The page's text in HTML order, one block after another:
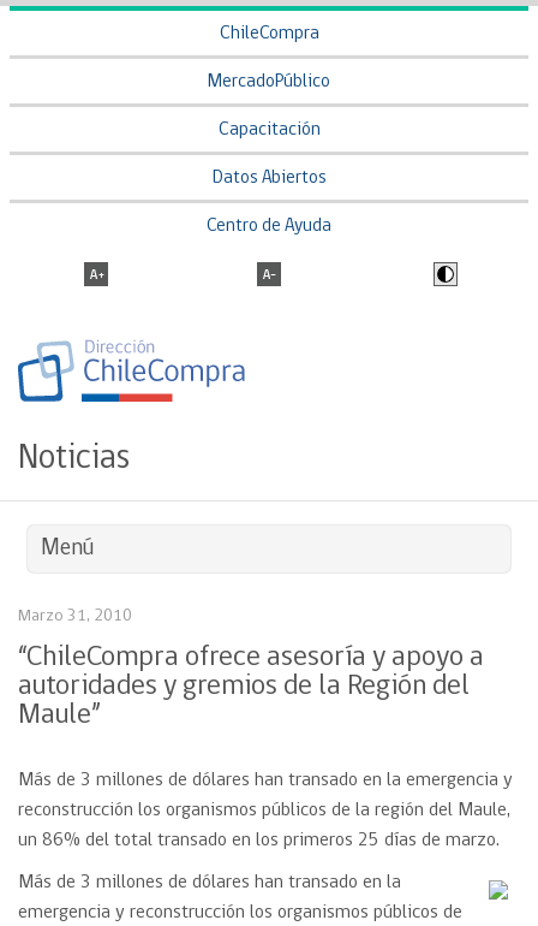
ChileCompra
MercadoPúblico
Capacitación
Datos Abiertos
Centro de Ayuda
Noticias
Menú
Marzo 31, 2010
“ChileCompra ofrece asesoría y apoyo a
autoridades y gremios de la Región del
Maule”
Más de 3 millones de dólares han transado en la emergencia y
reconstrucción los organismos públicos de la región del Maule,
un 86% del total transado en los primeros 25 días de marzo.
Más de 3 millones de dólares han transado en la
emergencia y reconstrucción los organismos públicos de